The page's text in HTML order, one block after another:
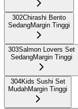
302Chirashi Bento
SedangMargin Tinggi
303Salmon Lovers Set
SedangMargin Tinggi
304Kids Sushi Set
MudahMargin Tinggi